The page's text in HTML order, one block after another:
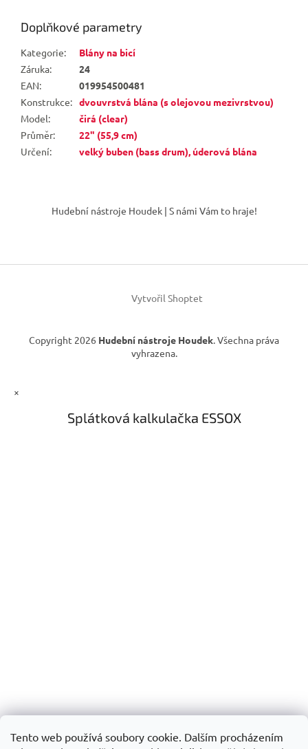
Tento web používá soubory cookie. Dalším procházením
Doplňkové parametry
Kategorie:
Blány na bicí
Záruka:
24
EAN:
019954500481
Konstrukce: dvouvrstvá blána (s olejovou mezivrstvou)
Model:
čirá (clear)
Průměr:
22" (55,9 cm)
Určení: velký buben (bass drum), úderová blána
í
Hudební nástroje Houdek | S námi Vám to hraje!
Vytvořil Shoptet
Copyright 2026 Hudební nástroje Houdek. Všechna práva
vyhrazena.
×
Splátková kalkulačka ESSOX